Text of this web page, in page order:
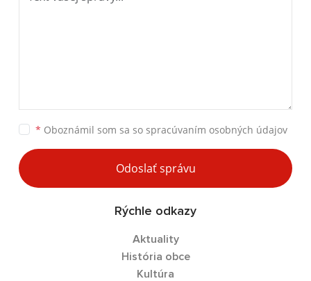
* Oboznámil som sa so spracúvaním osobných údajov
Odoslať správu
Rýchle odkazy
Aktuality
História obce
Kultúra